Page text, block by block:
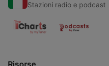
Stazioni radio e podcast
Risorse